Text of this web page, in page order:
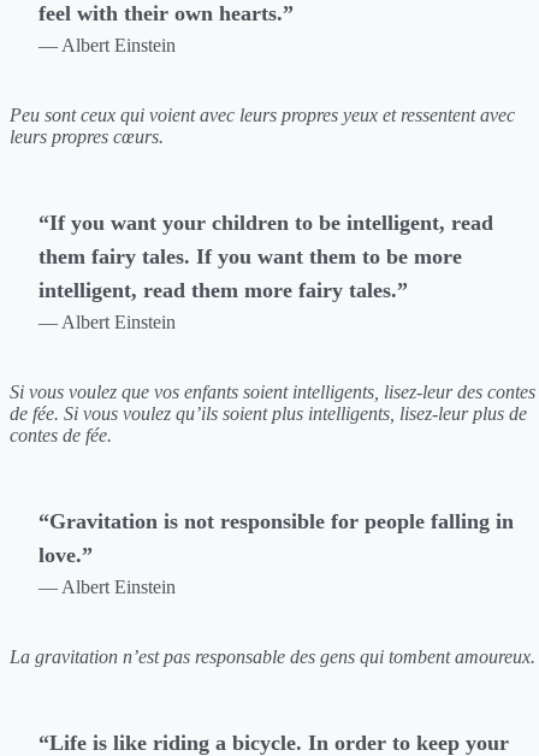
feel with their own hearts.”
— Albert Einstein
Peu sont ceux qui voient avec leurs propres yeux et ressentent avec
leurs propres cœurs.
“If you want your children to be intelligent, read
them fairy tales. If you want them to be more
intelligent, read them more fairy tales.”
— Albert Einstein
Si vous voulez que vos enfants soient intelligents, lisez-leur des contes
de fée. Si vous voulez qu’ils soient plus intelligents, lisez-leur plus de
contes de fée.
“Gravitation is not responsible for people falling in
love.”
— Albert Einstein
La gravitation n’est pas responsable des gens qui tombent amoureux.
“Life is like riding a bicycle. In order to keep your